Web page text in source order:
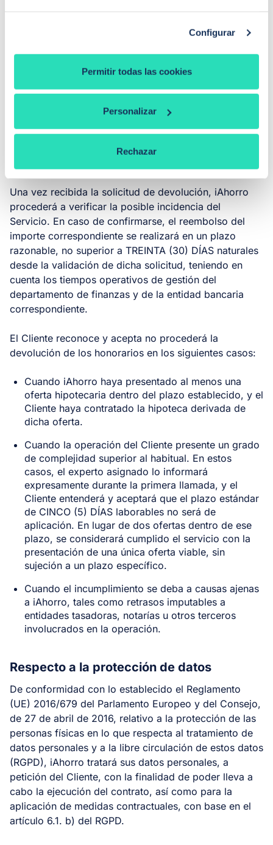
Configurar
Permitir todas las cookies
Personalizar
Rechazar
El Cliente tendrá derecho a solicitar la devolución del
importe pagado en concepto de honorarios si iAhorro
incumple con su compromiso de servicio. Dicha
solicitud deberá realizarse en un plazo máximo de
TREINTA (30) DÍAS naturales desde el momento en
Una vez recibida la solicitud de devolución, iAhorro
procederá a verificar la posible incidencia del
Servicio. En caso de confirmarse, el reembolso del
importe correspondiente se realizará en un plazo
razonable, no superior a TREINTA (30) DÍAS naturales
desde la validación de dicha solicitud, teniendo en
cuenta los tiempos operativos de gestión del
departamento de finanzas y de la entidad bancaria
correspondiente.
El Cliente reconoce y acepta no procederá la
devolución de los honorarios en los siguientes casos:
Cuando iAhorro haya presentado al menos una
oferta hipotecaria dentro del plazo establecido, y el
Cliente haya contratado la hipoteca derivada de
dicha oferta.
Cuando la operación del Cliente presente un grado
de complejidad superior al habitual. En estos
casos, el experto asignado lo informará
expresamente durante la primera llamada, y el
Cliente entenderá y aceptará que el plazo estándar
de CINCO (5) DÍAS laborables no será de
aplicación. En lugar de dos ofertas dentro de ese
plazo, se considerará cumplido el servicio con la
presentación de una única oferta viable, sin
sujeción a un plazo específico.
Cuando el incumplimiento se deba a causas ajenas
a iAhorro, tales como retrasos imputables a
entidades tasadoras, notarías u otros terceros
involucrados en la operación.
Respecto a la protección de datos
De conformidad con lo establecido el Reglamento
(UE) 2016/679 del Parlamento Europeo y del Consejo,
de 27 de abril de 2016, relativo a la protección de las
personas físicas en lo que respecta al tratamiento de
datos personales y a la libre circulación de estos datos
(RGPD), iAhorro tratará sus datos personales, a
petición del Cliente, con la finalidad de poder lleva a
cabo la ejecución del contrato, así como para la
aplicación de medidas contractuales, con base en el
artículo 6.1. b) del RGPD.